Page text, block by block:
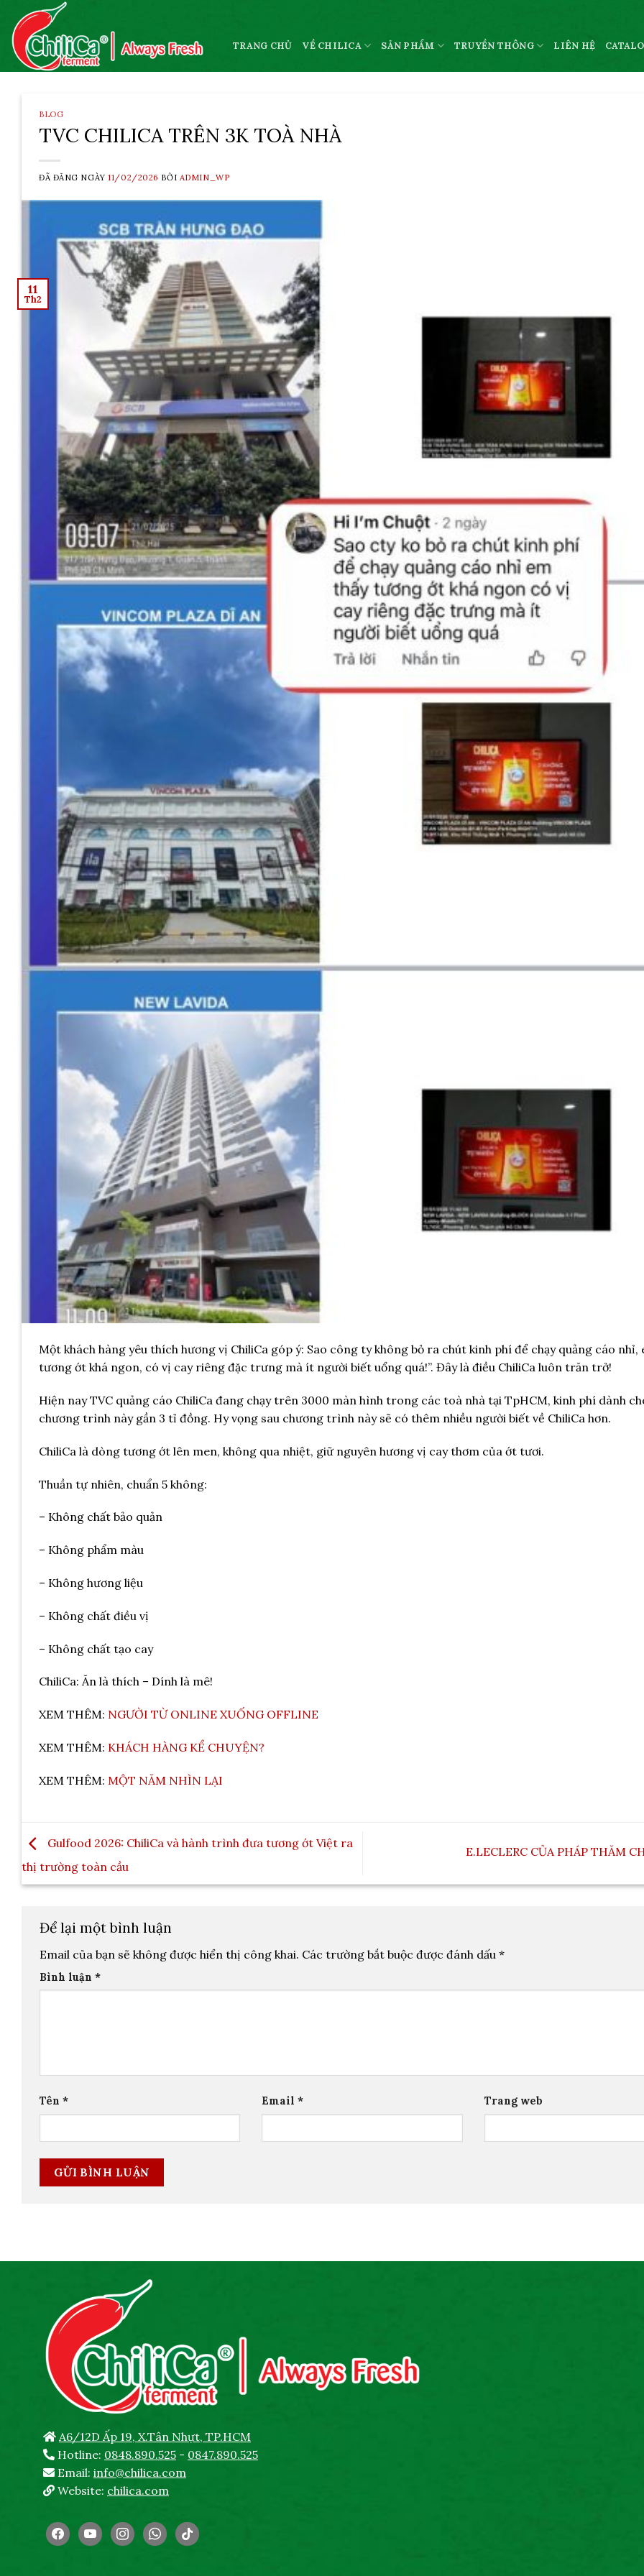
content
TRANG CHỦ VỀ CHILICA SẢN PHẨM TRUYỀN THÔNG LIÊN HỆ
BLOG
TVC CHILICA TRÊN 3K TOÀ NHÀ
ĐÃ ĐĂNG NGÀY11/02/2026 BỞI ADMIN_WP
11
Th2
Một khách hàng yêu thích hương vị ChiliCa góp ý: Sao công ty không bỏ ra chút kinh phí để chạy quảng cáo nhỉ,
tương ớt khá ngon, có vị cay riêng đặc trưng mà ít người biết uổng quá!”. Đây là điều ChiliCa luôn trăn trở!
Hiện nay TVC quảng cáo ChiliCa đang chạy trên 3000 màn hình trong các toà nhà tại TpHCM, kinh phí dành
chương trình này gần 3 tỉ đồng. Hy vọng sau chương trình này sẽ có thêm nhiều người biết về ChiliCa hơn.
ChiliCa là dòng tương ớt lên men, không qua nhiệt, giữ nguyên hương vị cay thơm của ớt tươi.
Thuần tự nhiên, chuẩn 5 không:
– Không chất bảo quản
– Không phẩm màu
– Không hương liệu
– Không chất điều vị
– Không chất tạo cay
ChiliCa: Ăn là thích – Dính là mê!
XEM THÊM: NGƯỜI TỪ ONLINE XUỐNG OFFLINE
XEM THÊM: KHÁCH HÀNG KỂ CHUYỆN?
XEM THÊM: MỘT NĂM NHÌN LẠI
Gulfood 2026: ChiliCa và hành trình đưa tương ớt Việt ra
thị trường toàn cầu
E.LECLERC CỦA PHÁP THĂM
Để lại một bình luận
Email của bạn sẽ không được hiển thị công khai. Các trường bắt buộc được đánh dấu *
Bình luận *
Tên * Email* Trang web
A6/12D Ấp 19, X.Tân Nhựt, TP.HCM
Hotline: 0848.890.525 - 0847.890.525
Email: info@chilica.com
Website: chilica.com
facebookyoutubeinstagramwhatsapp
tiktok